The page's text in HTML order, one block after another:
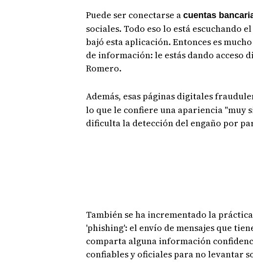
Puede ser conectarse a cuentas
sociales. Todo eso lo está escuchando
bajó esta aplicación. Entonces es
de información: le estás dando acceso
Romero.
Además, esas páginas digitales
lo que le confiere una apariencia "muy
dificulta la detección del engaño por
También se ha incrementado la
'phishing': el envío de mensajes que
comparta alguna información
confiables y oficiales para no levantar